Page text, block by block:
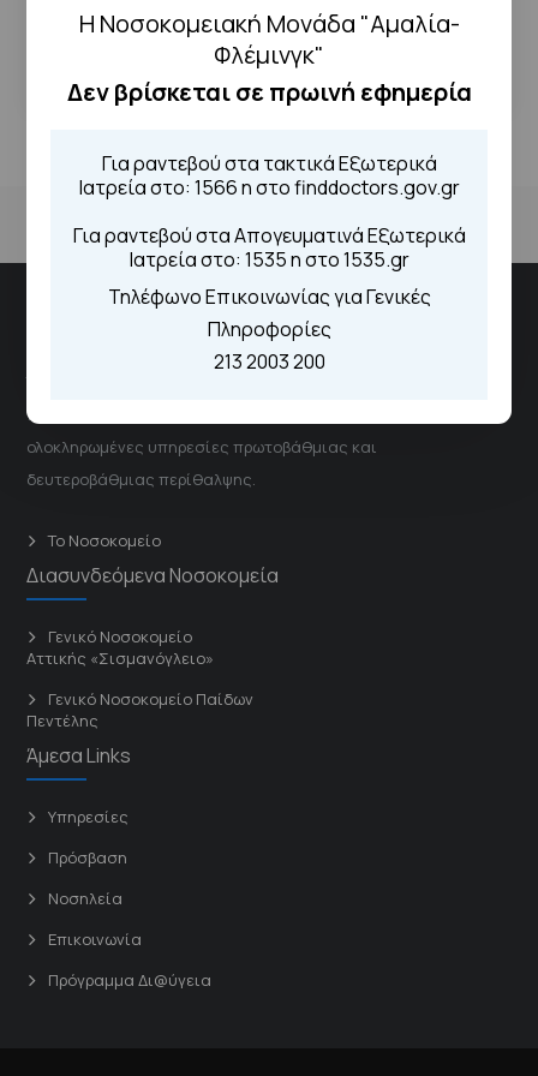
Η Νοσοκομειακή Μονάδα "Αμαλία-
Φλέμινγκ"
Δεν βρίσκεται σε πρωινή εφημερία
Για ραντεβού στα τακτικά Εξωτερικά
Ιατρεία στο: 1566 η στο finddoctors.gov.gr
Για ραντεβού στα Απογευματινά Εξωτερικά
Ιατρεία στο: 1535 η στο 1535.gr
Τηλέφωνο Επικοινωνίας για Γενικές
Πληροφορίες
213 2003 200
← Επιστροφή
Νοσοκομειακή Μονάδα "Αμαλία Φλέμιγκ"
πυλώνα του Εθνικού Συστήματος Υγείας, παρέχοντας
ολοκληρωμένες υπηρεσίες πρωτοβάθμιας και
δευτεροβάθμιας περίθαλψης.
Το Νοσοκομείο
Διασυνδεόμενα Νοσοκομεία
Γενικό Νοσοκομείο
Αττικής «Σισμανόγλειο»
Γενικό Νοσοκομείο Παίδων
Πεντέλης
Άμεσα Links
Υπηρεσίες
Πρόσβαση
Νοσηλεία
Επικοινωνία
Πρόγραμμα Δι@ύγεια